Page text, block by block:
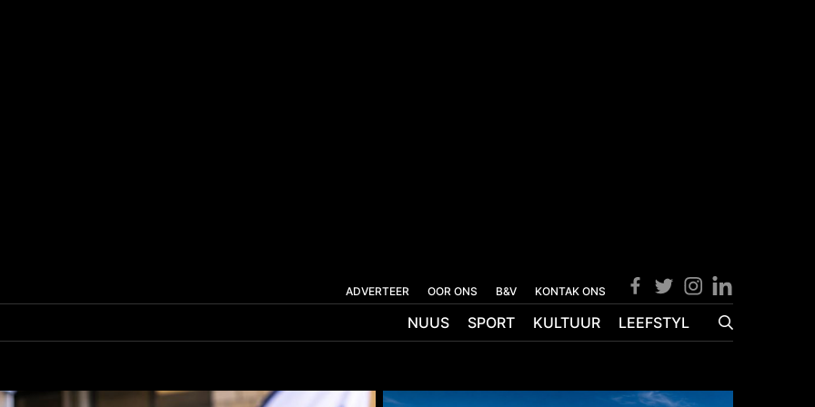
ADVERTEER OOR ONS B&V KONTAK ONS
NUUS SPORT KULTUUR LEEFSTYL